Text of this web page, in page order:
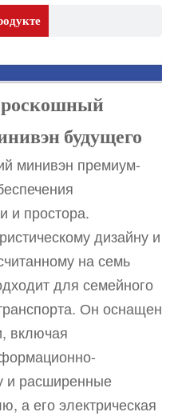
будущего
минивэн премиум-
и простора.
дизайну и
на семь
для семейного
Он оснащен
включая
и расширенные
а его электрическая